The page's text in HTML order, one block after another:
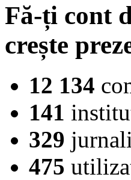
Fă-ți cont
crește
12 134
141
329
475